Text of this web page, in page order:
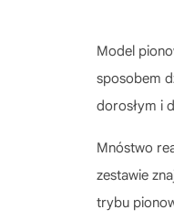
Model
sposobem
dorosłym i
Mnóstwo
zestawie
trybu